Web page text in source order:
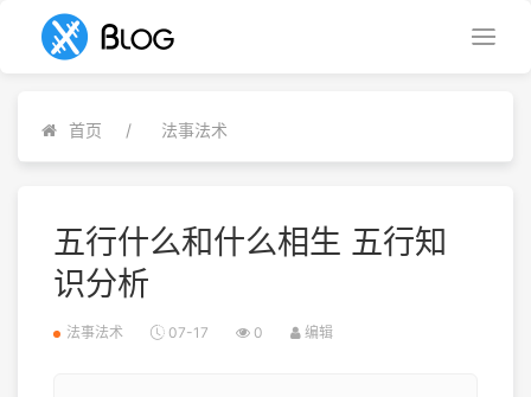
首页 法事法术
五行什么和什么相生 五行知
识分析
法事法术 07-17 0 编辑